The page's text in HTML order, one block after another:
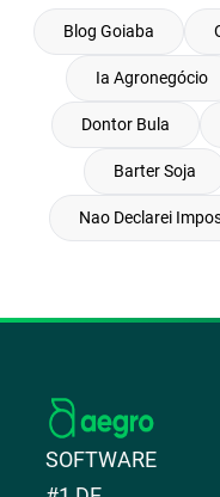
Blog Goiaba
Ia Agronegócio
Dontor Bula
Barter Soja
Nao Declarei
SOFTWARE